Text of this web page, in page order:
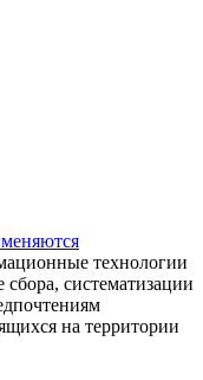
технологии
систематизации
на территории